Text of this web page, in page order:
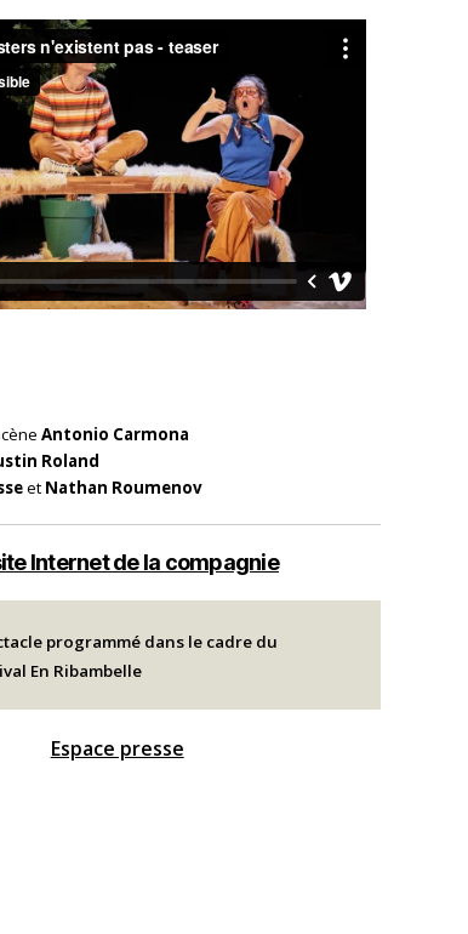
Antonio Carmona
Roland
et Nathan Roumenov
Internet de la compagnie
programmé dans le cadre du
En Ribambelle
Espace presse